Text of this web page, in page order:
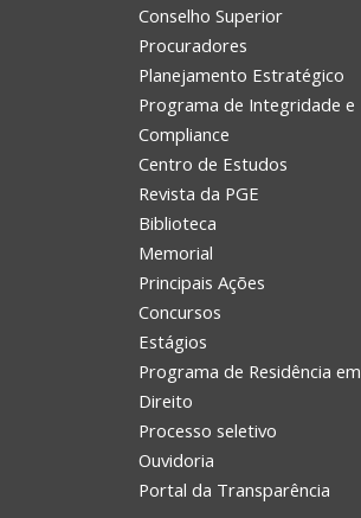
Conselho Superior
Procuradores
Planejamento Estratégico
Programa de Integridade e
Compliance
Centro de Estudos
Revista da PGE
Biblioteca
Memorial
Principais Ações
Concursos
Estágios
Programa de Residência em
Direito
Processo seletivo
Ouvidoria
Portal da Transparência